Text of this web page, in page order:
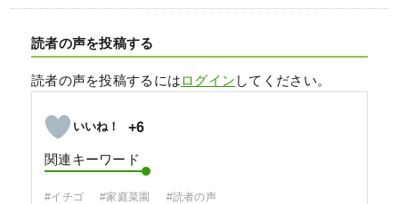
読者の声を投稿する
読者の声を投稿するにはログイン してください。
+6
関連キーワード
#イチゴ #家庭菜園 #読者の声